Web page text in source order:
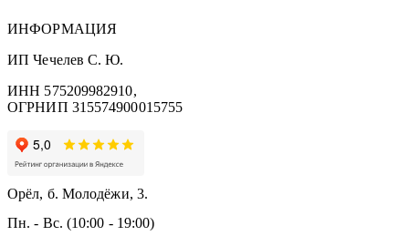
ИНФОРМАЦИЯ
ИП Чечелев С. Ю.
ИНН 575209982910,
ОГРНИП 315574900015755
Орёл, б. Молодёжи, 3.
Пн. - Вс. (10:00 - 19:00)